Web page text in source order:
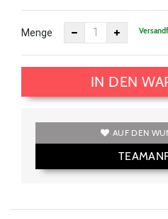
Menge
IN DEN
AUF DEN